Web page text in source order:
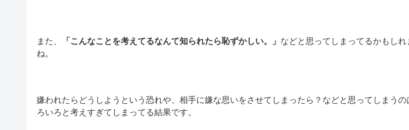
また、 「こんなことを考えてるなんて知られたら恥ずかしい。」 などと思ってしまってるかもしれ
ね。
嫌われたらどうしようという恐れや、相手に嫌な思いをさせてしまったら？などと思ってしまうの
ろいろと考えすぎてしまってる結果です。